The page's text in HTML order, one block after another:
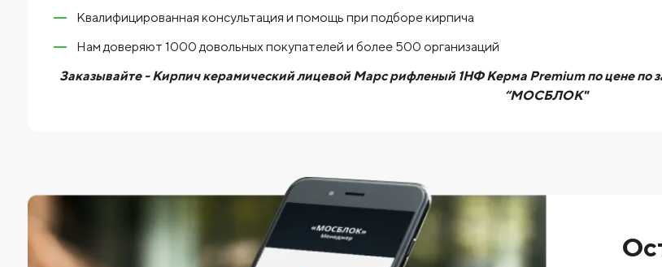
Квалифицированная консультация и помощь при подборе кирпича
Нам доверяют 1000 довольных покупателей и более 500 организаций
Заказывайте - Кирпич керамический лицевой Марс рифленый 1НФ Керма Premium по цене по
“МОСБЛОК"